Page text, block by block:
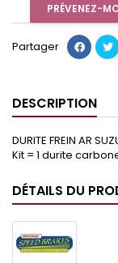
PRÉVENEZ-
Partager
DESCRIPTION
DURITE FREIN AR
Kit = 1 durite
DÉTAILS DU